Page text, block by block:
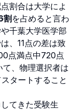
割合は大学によ
割を占めると言わ
千葉大学医学部
、11点の差は致
点満点中720点
て、物理選択者は
タートすること
てきた受験生